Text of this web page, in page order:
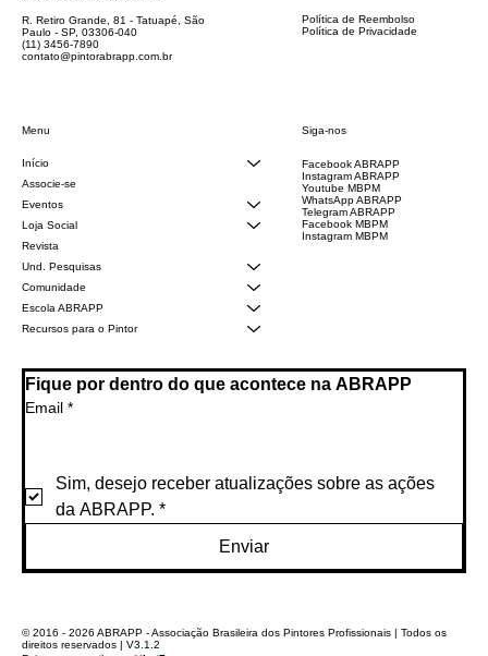
R. Retiro Grande, 81 - Tatuapé, São
Paulo - SP, 03306-040
(11) 3456-7890
contato@pintorabrapp.com.br
Menu
Início
Associe-se
Eventos
Loja Social
Revista
Und. Pesquisas
Comunidade
Escola ABRAPP
Recursos para o Pintor
Política de Reembolso
Política de Privacidade
Siga-nos
Facebook ABRAPP
Instagram ABRAPP
Youtube MBPM
WhatsApp ABRAPP
Telegram ABRAPP
Facebook MBPM
Instagram MBPM
Fique por dentro do que acontece na ABRAPP
Email *
Sim, desejo receber atualizações sobre as ações
da ABRAPP. *
Enviar
© 2016 - 2026 ABRAPP - Associação Brasileira dos Pintores Profissionais | Todos os
direitos reservados | V3.1.2